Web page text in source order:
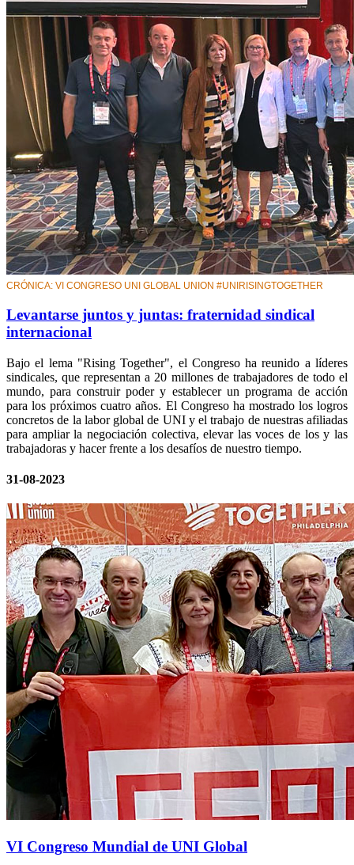
CRÓNICA: VI CONGRESO UNI GLOBAL UNION #UNIRISINGTOGETHER
Levantarse juntos y juntas: fraternidad sindical
internacional
Bajo el lema "Rising Together", el Congreso ha reunido a líderes
sindicales, que representan a 20 millones de trabajadores de todo el
mundo, para construir poder y establecer un programa de acción
para los próximos cuatro años. El Congreso ha mostrado los logros
concretos de la labor global de UNI y el trabajo de nuestras afiliadas
para ampliar la negociación colectiva, elevar las voces de los y las
trabajadoras y hacer frente a los desafíos de nuestro tiempo.
31-08-2023
VI Congreso Mundial de UNI Global